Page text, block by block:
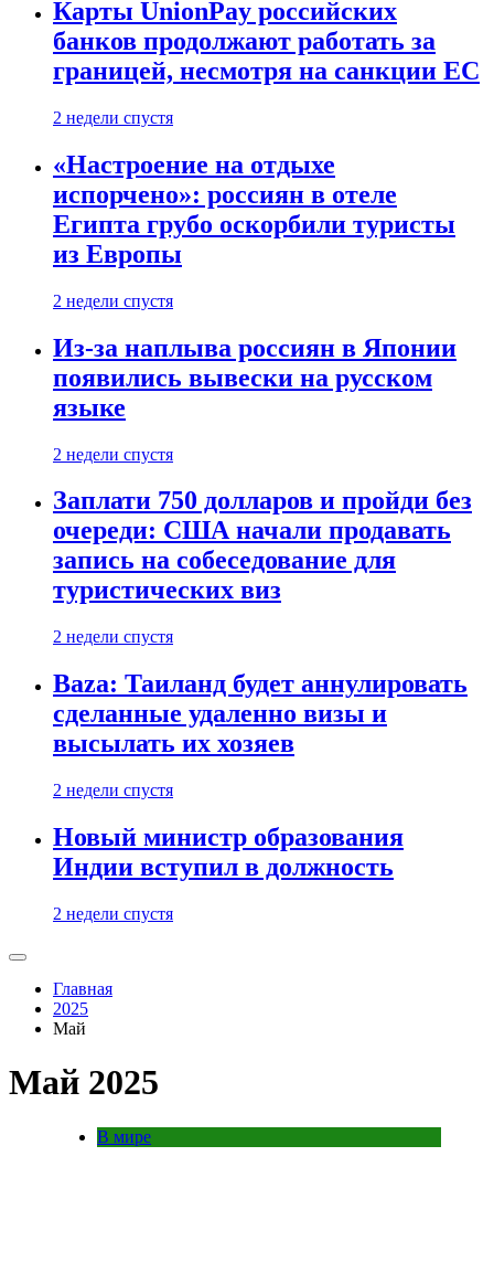
Карты UnionPay российских
банков продолжают работать за
границей, несмотря на санкции ЕС
2 недели спустя
«Настроение на отдыхе
испорчено»: россиян в отеле
Египта грубо оскорбили туристы
из Европы
2 недели спустя
Из-за наплыва россиян в Японии
появились вывески на русском
языке
2 недели спустя
Заплати 750 долларов и пройди без
очереди: США начали продавать
запись на собеседование для
туристических виз
2 недели спустя
Baza: Таиланд будет аннулировать
сделанные удаленно визы и
высылать их хозяев
2 недели спустя
Новый министр образования
Индии вступил в должность
2 недели спустя
Главная
2025
Май
Май 2025
В мире